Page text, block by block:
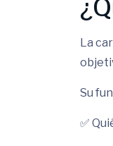
La
Su
✅